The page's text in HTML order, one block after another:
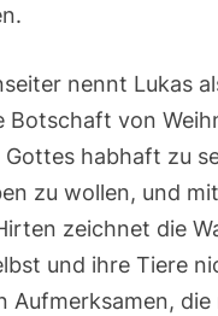
nennt Lukas
von
habhaft zu
zu wollen, und
zeichnet die
und ihre Tiere
Aufmerksamen,